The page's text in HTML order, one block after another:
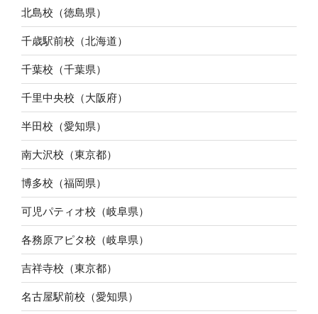
北島校（徳島県）
千歳駅前校（北海道）
千葉校（千葉県）
千里中央校（大阪府）
半田校（愛知県）
南大沢校（東京都）
博多校（福岡県）
可児パティオ校（岐阜県）
各務原アピタ校（岐阜県）
吉祥寺校（東京都）
名古屋駅前校（愛知県）